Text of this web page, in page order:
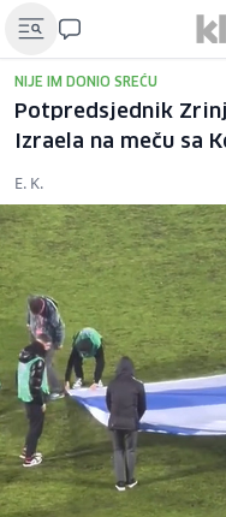
NIJE IM DONIO SREĆU
Potpredsjednik
Izraela na meču sa
E. K.